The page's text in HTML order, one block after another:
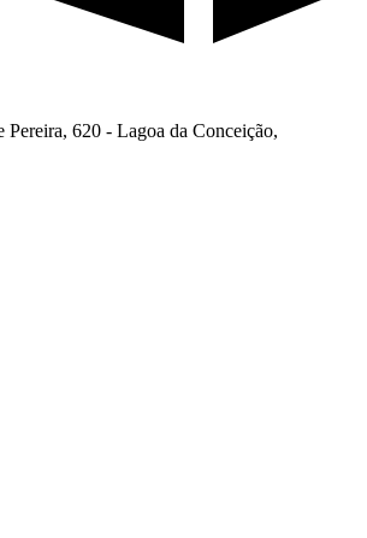
620 - Lagoa da Conceição,